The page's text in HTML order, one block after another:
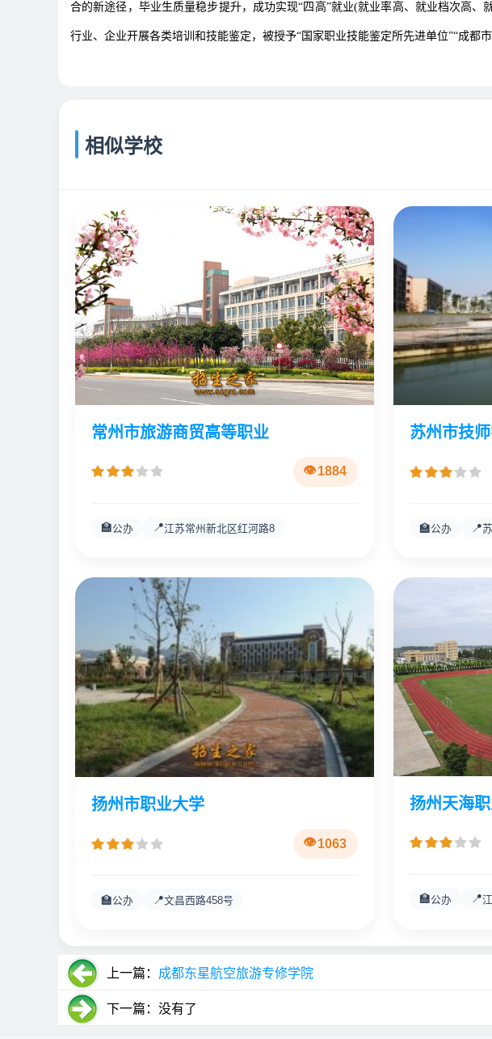
合的新途径，毕业生质量稳步提升，成功实现“四高”就业(就业率高、就业档次高
行业、企业开展各类培训和技能鉴定，被授予“国家职业技能鉴定所先进单位”“成都市
相似学校
常州市旅游商贸高等职业
1884
🏫公办 📍江苏常州新北区红河路8
苏州市技
🏫公办 📍
扬州市职业大学
1063
🏫公办 📍文昌西路458号
扬州天海
🏫公办 📍
上一篇： 成都东星航空旅游专修学院
下一篇：没有了